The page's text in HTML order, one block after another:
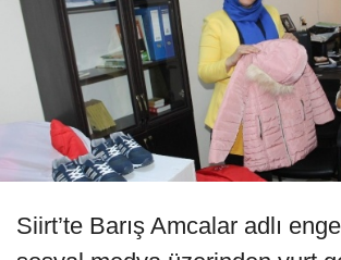
Siirt’te Barış Amcalar adlı